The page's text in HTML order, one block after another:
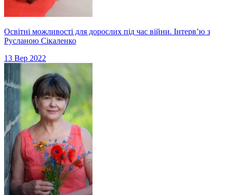
Освітні можливості для дорослих під час війни. Інтервʼю з
Русланою Сікаленко
13 Вер 2022